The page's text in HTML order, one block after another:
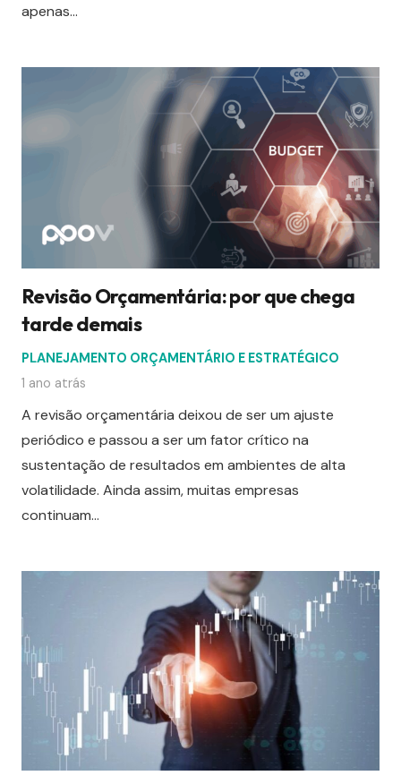
apenas…
Revisão Orçamentária: por que chega
tarde demais
PLANEJAMENTO ORÇAMENTÁRIO E ESTRATÉGICO
1 ano atrás
A revisão orçamentária deixou de ser um ajuste
periódico e passou a ser um fator crítico na
sustentação de resultados em ambientes de alta
volatilidade. Ainda assim, muitas empresas
continuam…